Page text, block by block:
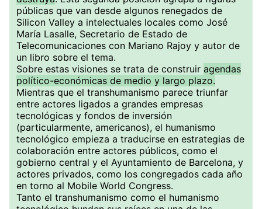
públicas que van desde algunos renegados de
Silicon Valley a intelectuales locales como José
María Lasalle, Secretario de Estado de
Telecomunicaciones con Mariano Rajoy y autor de
un libro sobre el tema.
Sobre estas visiones se trata de construir agendas
político-económicas de medio y largo plazo.
Mientras que el transhumanismo parece triunfar
entre actores ligados a grandes empresas
tecnológicas y fondos de inversión
(particularmente, americanos), el humanismo
tecnológico empieza a traducirse en estrategias de
colaboración entre actores públicos, como el
gobierno central y el Ayuntamiento de Barcelona, y
actores privados, como los congregados cada año
en torno al Mobile World Congress.
Tanto el transhumanismo como el humanismo